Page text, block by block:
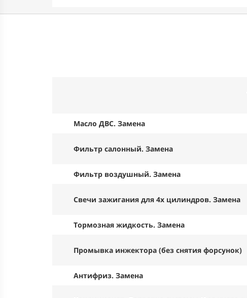
Масло ДВС. Замена
Фильтр салонный. Замена
Фильтр воздушный. Замена
Свечи зажигания для 4х цилиндров. Замена
Тормозная жидкость. Замена
Промывка инжектора (без снятия форсунок)
Антифриз. Замена